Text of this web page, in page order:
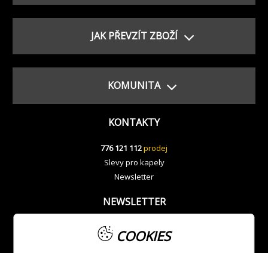
JAK PŘEVZÍT ZBOŽÍ
KOMUNITA
KONTAKTY
776 121 112prodej
Slevy pro kapely
Newsletter
NEWSLETTER
COOKIES